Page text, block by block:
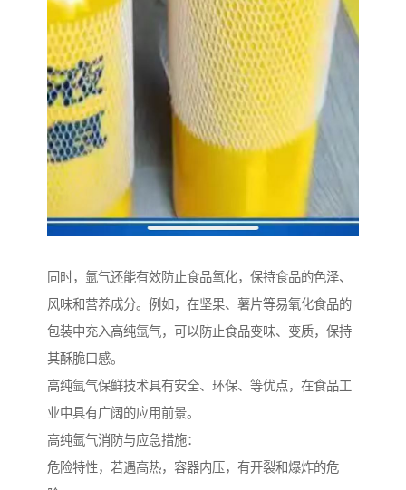
同时，氩气还能有效防止食品氧化，保持食品的色泽、
风味和营养成分。例如，在坚果、薯片等易氧化食品的
包装中充入高纯氩气，可以防止食品变味、变质，保持
其酥脆口感。
高纯氩气保鲜技术具有安全、环保、等优点，在食品工
业中具有广阔的应用前景。
高纯氩气消防与应急措施：
危险特性，若遇高热，容器内压，有开裂和爆炸的危